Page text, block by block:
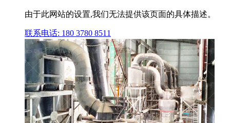
由于此网站的设置,我们无法提供该页面的具体描述。
联系电话: 180 3780 8511